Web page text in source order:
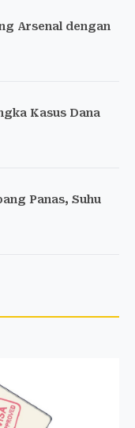
Arsenal dengan
Kasus Dana
Panas, Suhu